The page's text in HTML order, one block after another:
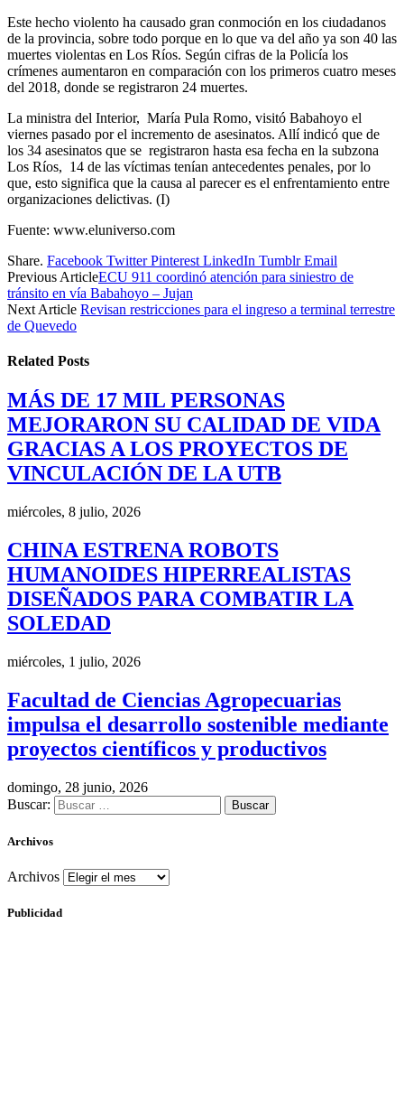
Este hecho violento ha causado gran conmoción en los ciudadanos
de la provincia, sobre todo porque en lo que va del año ya son 40 las
muertes violentas en Los Ríos. Según cifras de la Policía los
crímenes aumentaron en comparación con los primeros cuatro meses
del 2018, donde se registraron 24 muertes.
La ministra del Interior, María Pula Romo, visitó Babahoyo el
viernes pasado por el incremento de asesinatos. Allí indicó que de
los 34 asesinatos que se registraron hasta esa fecha en la subzona
Los Ríos, 14 de las víctimas tenían antecedentes penales, por lo
que, esto significa que la causa al parecer es el enfrentamiento entre
organizaciones delictivas. (I)
Fuente: www.eluniverso.com
Share. Facebook Twitter Pinterest LinkedIn Tumblr Email
Previous ArticleECU 911 coordinó atención para siniestro de
tránsito en vía Babahoyo – Jujan
Next Article Revisan restricciones para el ingreso a terminal terrestre
de Quevedo
Related Posts
MÁS DE 17 MIL PERSONAS
MEJORARON SU CALIDAD DE VIDA
GRACIAS A LOS PROYECTOS DE
VINCULACIÓN DE LA UTB
miércoles, 8 julio, 2026
CHINA ESTRENA ROBOTS
HUMANOIDES HIPERREALISTAS
DISEÑADOS PARA COMBATIR LA
SOLEDAD
miércoles, 1 julio, 2026
Facultad de Ciencias Agropecuarias
impulsa el desarrollo sostenible mediante
proyectos científicos y productivos
domingo, 28 junio, 2026
Buscar:
Archivos
Archivos
Publicidad